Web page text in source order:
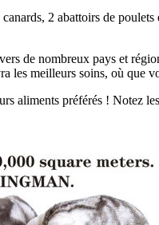
2 abattoirs de
de nombreux pays et
meilleurs soins, où que
aliments préférés ! Notez